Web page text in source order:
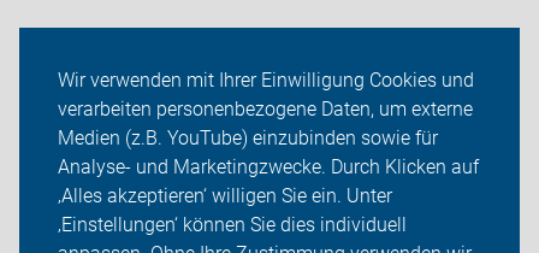
Wir verwenden mit Ihrer Einwilligung Cookies und
verarbeiten personenbezogene Daten, um externe
Medien (z.B. YouTube) einzubinden sowie für
Analyse- und Marketingzwecke. Durch Klicken auf
‚Alles akzeptieren‘ willigen Sie ein. Unter
‚Einstellungen‘ können Sie dies individuell
ADFC Salzgitter
Touren
Sei dabei